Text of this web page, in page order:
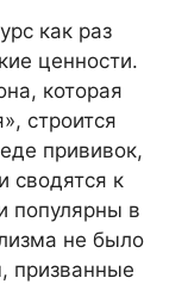
как раз
ценности.
которая
строится
прививок,
сводятся к
популярны в
не было
призванные